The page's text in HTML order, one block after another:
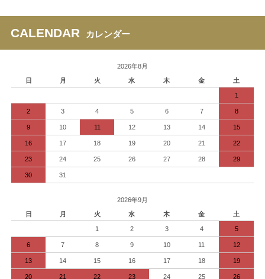
CALENDAR カレンダー
2026年8月
日
月 火 水 木 金 土
1
2 3 4 5 6 7 8
9 10 11 12 13 14 15
16 17 18 19 20 21 22
23 24 25 26 27 28 29
30 31
2026年9月
日
月 火 水 木 金 土
1 2 3 4 5
6 7 8 9 10 11 12
13 14 15 16 17 18 19
20 21 22 23 24 25 26